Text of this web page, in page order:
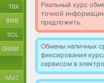
Реальный курс
точной
предложить.
Обмены наличных
фиксирования
сервисом в
TRX
BNB
SOL
GRAM
WMZ